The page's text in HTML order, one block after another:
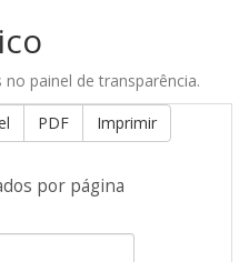
painel de transparência.
PDF Imprimir
por página